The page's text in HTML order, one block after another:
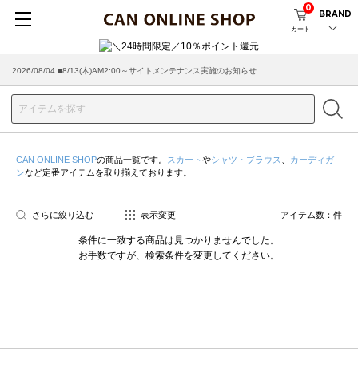
カート
0
BRAND
2026/08/04 ■8/13(木)AM2:00～サイトメンテナンス実施のお知らせ
CAN ONLINE SHOPの商品一覧です。 スカート やシャツ・ブラウス
カーディガ
ンなど定番アイテムを取り揃えております。
さらに絞り込む 表示変更 アイテム数： 件
条件に一致する商品は見つかりませんでした。
お手数ですが、検索条件を変更してください。